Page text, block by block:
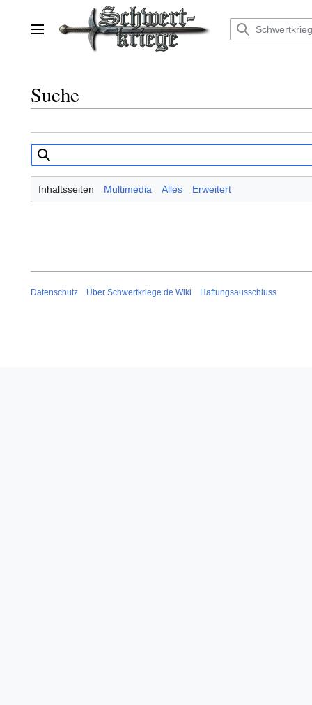
springenHauptmenü
Suche
Inhaltsseiten Multimedia Alles Erweitert
Datenschutz Über Schwertkriege.de Wiki Haftungsausschluss